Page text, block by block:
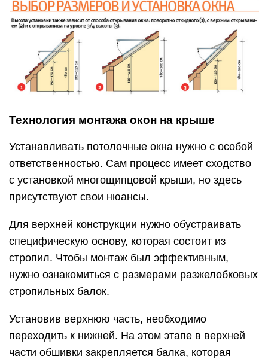
Технология монтажа окон на крыше
Устанавливать потолочные окна нужно с особой
ответственностью. Сам процесс имеет сходство
с установкой многощипцовой крыши, но здесь
присутствуют свои нюансы.
Для верхней конструкции нужно обустраивать
специфическую основу, которая состоит из
стропил. Чтобы монтаж был эффективным,
нужно ознакомиться с размерами разжелобковых
стропильных балок.
Установив верхнюю часть, необходимо
переходить к нижней. На этом этапе в верхней
части обшивки закрепляется балка, которая